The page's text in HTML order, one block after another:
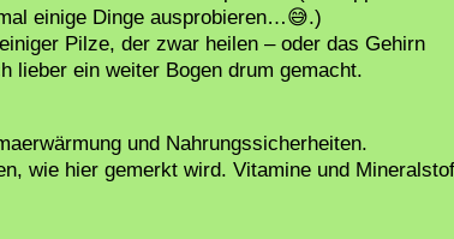
einige Dinge ausprobieren…😅.)
Pilze, der zwar heilen – oder das Gehirn
lieber ein weiter Bogen drum gemacht.
und Nahrungssicherheiten.
wie hier gemerkt wird. Vitamine und